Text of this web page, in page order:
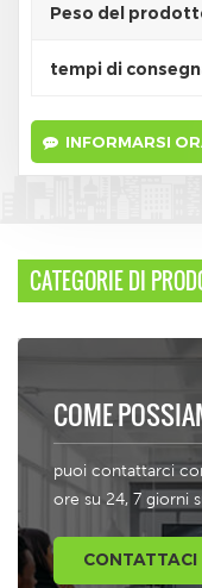
Peso del
tempi di
INFORMARSI
CATEGORIE DI
COME
puoi contattarci
ore su 24, 7 giorni
CONTATTACI